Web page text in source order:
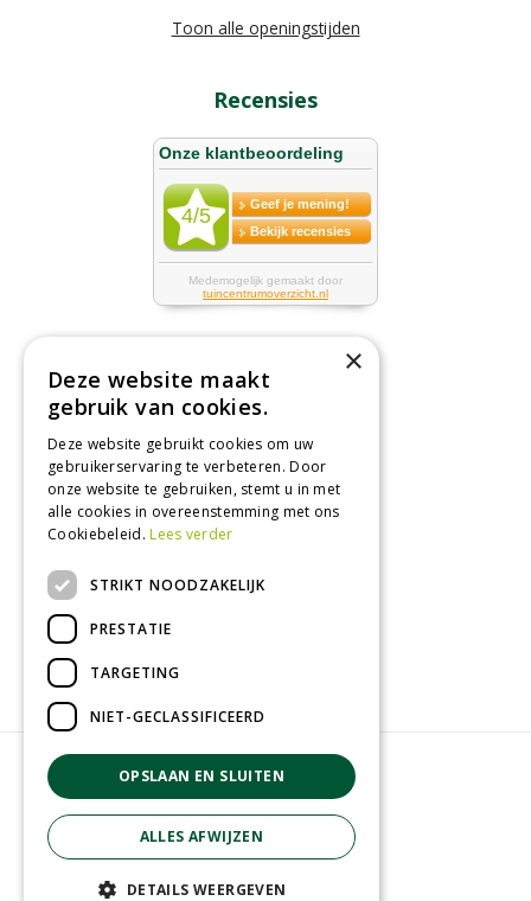
Toon alle openingstijden
Recensies
Tuincentrum
Nieuws
Tuintips
Tuincentrum
Tuinplanten
© GroenRijk Zevenaar
Green Solutions
Privacy policy
Tuincentrum overzicht
Algemene voorwaarden
×
Deze website maakt
gebruik van cookies.
Deze website gebruikt cookies om uw
gebruikerservaring te verbeteren. Door
onze website te gebruiken, stemt u in met
alle cookies in overeenstemming met ons
Cookiebeleid.Lees verder
STRIKT NOODZAKELIJK
PRESTATIE
TARGETING
NIET-GECLASSIFICEERD
OPSLAAN EN SLUITEN
ALLES AFWIJZEN
DETAILS WEERGEVEN